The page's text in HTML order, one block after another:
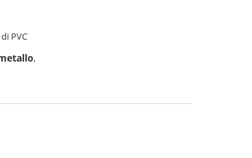
PVC
,